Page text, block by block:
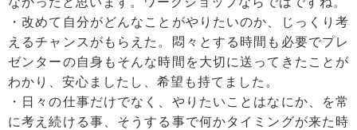
・改めて自分がどんなことがやりたいのか、じっくり考
えるチャンスがもらえた。悶々とする時間も必要でプレ
ゼンターの自身もそんな時間を大切に送ってきたことが
わかり、安心ましたし、希望も持てました。
・日々の仕事だけでなく、やりたいことはなにか、を常
に考え続ける事、そうする事で何かタイミングが来た時